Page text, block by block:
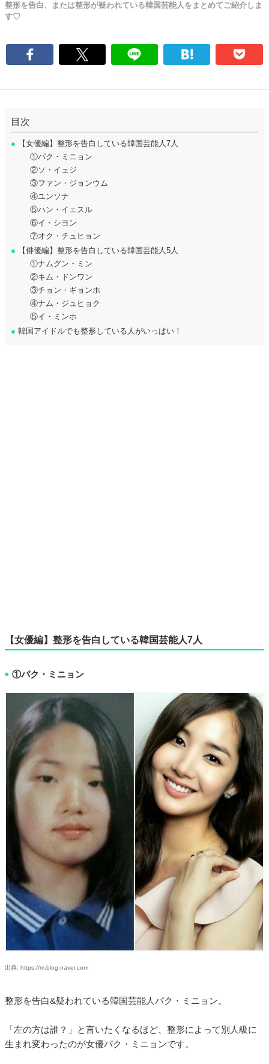
整形を告白、または整形が疑われている韓国芸能人をまとめてご紹介しま
す♡
目次
● 【女優編】整形を告白している韓国芸能人7人
①パク・ミニョン
②ソ・イェジ
③ファン・ジョンウム
④ユンソナ
⑤ハン・イェスル
⑥イ・シヨン
⑦オク・チュヒョン
● 【俳優編】整形を告白している韓国芸能人5人
①ナムグン・ミン
②キム・ドンワン
③チョン・ギョンホ
④ナム・ジュヒョク
⑤イ・ミンホ
● 韓国アイドルでも整形している人がいっぱい！
【女優編】整形を告白している韓国芸能人7人
■ ①パク・ミニョン
出典: https://m.blog.naver.com
整形を告白&疑われている韓国芸能人パク・ミニョン。
「左の方は誰？」と言いたくなるほど、整形によって別人級に
生まれ変わったのが女優パク・ミニョンです。